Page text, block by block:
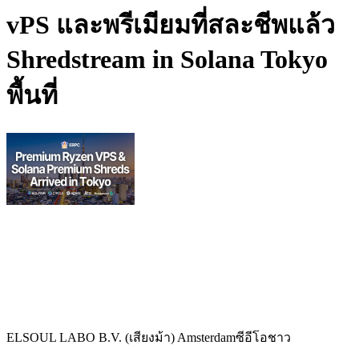
vPS และพรีเมียมที่สละชีพแล้ว
Shredstream in Solana Tokyo
พื้นที่
ELSOUL LABO B.V. (เสียงม้า) Amsterdamซีอีโอชาว